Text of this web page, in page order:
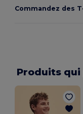
Commandez des
Produits